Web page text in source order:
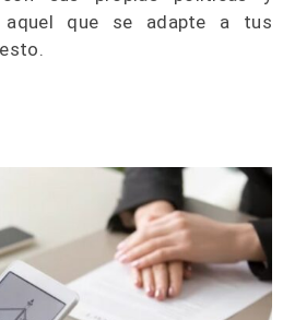
aquel que se adapte a tus